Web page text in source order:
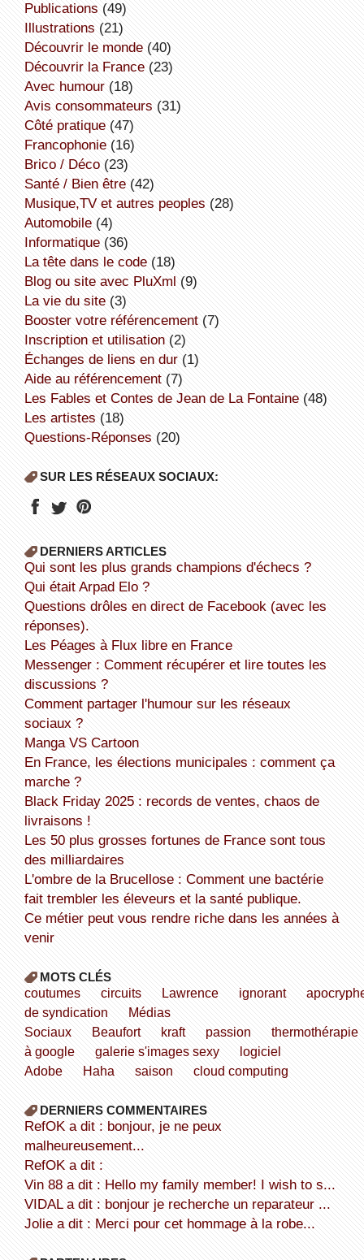
publications (49)
illustrations (21)
découvrir le monde(40)
découvrir la France(23)
avec humour(18)
avis consommateurs (31)
côté pratique(47)
Francophonie(16)
Brico / Déco(23)
Santé / Bien être(42)
Musique,TV et autres peoples (28)
Automobile(4)
informatique(36)
la tête dans le code(18)
Blog ou site avec PluXml (9)
la vie du site(3)
booster votre référencement(7)
inscription et utilisation(2)
échanges de liens en dur(1)
aide au référencement(7)
Les Fables et Contes de Jean de La Fontaine(48)
Les artistes (18)
Questions-Réponses (20)
SUR LES RÉSEAUX SOCIAUX:
DERNIERS ARTICLES
Qui sont les plus grands champions d'échecs ?
Qui était Arpad Elo ?
Questions drôles en direct de Facebook (avec les
réponses).
Les Péages à Flux libre en France
Messenger : Comment récupérer et lire toutes les
discussions ?
Comment partager l'humour sur les réseaux
sociaux ?
Manga VS Cartoon
En France, les élections municipales : comment ça
marche ?
Black Friday 2025 : records de ventes, chaos de
livraisons !
Les 50 plus grosses fortunes de France sont tous
des milliardaires
L'ombre de la Brucellose : Comment une bactérie
fait trembler les éleveurs et la santé publique.
Ce métier peut vous rendre riche dans les années à
venir
MOTS CLÉS
coutumes circuits Lawrence ignorant
de syndication
Médias
Sociaux
Beaufort kraft passion
thermothérapie
à google
galerie s'images sexy
logiciel
Adobe
Haha saison cloud computing
DERNIERS COMMENTAIRES
refOK a dit : bonjour, je ne peux
malheureusement...
refOK a dit :
Vin 88 a dit : Hello my family member! I wish to s...
VIDAL a dit : bonjour je recherche un reparateur ...
Jolie a dit : Merci pour cet hommage à la robe...